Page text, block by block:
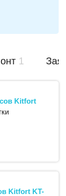
1
Kitfort
Kitfort KT-